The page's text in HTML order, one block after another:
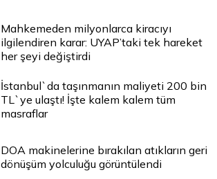
Mahkemeden milyonlarca kiracıyı
ilgilendiren karar: UYAP’taki tek hareket
her şeyi değiştirdi
İstanbul`da taşınmanın maliyeti 200 bin
TL`ye ulaştı! İşte kalem kalem tüm
masraflar
DOA makinelerine bırakılan atıkların geri
dönüşüm yolculuğu görüntülendi